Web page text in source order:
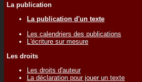
La publication
La publication d'un texte
Les calendriers des publications
L'écriture sur mesure
Les droits
Les droits d'auteur
La déclaration pour jouer un texte